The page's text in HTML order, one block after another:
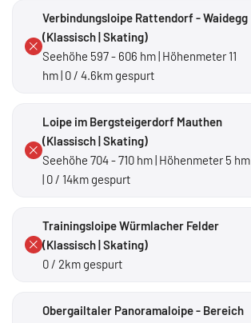
Verbindungsloipe Rattendorf - Waidegg
(Klassisch | Skating)
Seehöhe 597 - 606 hm | Höhenmeter 11
hm | 0 / 4.6km gespurt
Loipe im Bergsteigerdorf Mauthen
(Klassisch | Skating)
Seehöhe 704 - 710 hm | Höhenmeter 5 hm
| 0 / 14km gespurt
Trainingsloipe Würmlacher Felder
(Klassisch | Skating)
0 / 2km gespurt
Obergailtaler Panoramaloipe - Bereich